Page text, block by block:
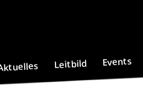
Leitbild Events